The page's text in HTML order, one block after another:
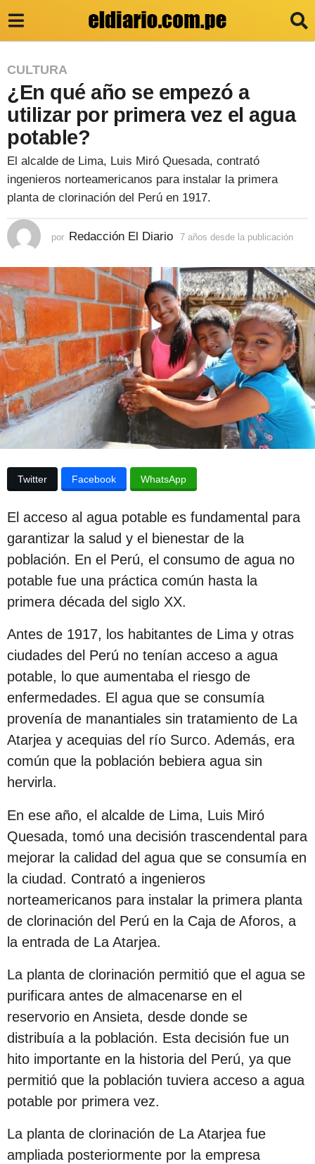
7
a
ñ
o
s
d
e
d
l
a
p
u
b
l
i
c
a
c
i
ó
n
3
a
ñ
s
d
e
s
d
e
l
a
p
u
b
l
i
c
a
i
ó
n
CULTURA
¿En qué año se empezó a
utilizar por primera vez el agua
potable?
El alcalde de Lima, Luis Miró Quesada, contrató
ingenieros norteamericanos para instalar la primera
planta de clorinación del Perú en 1917.
por Redacción El Diario 7 años desde la publicación
o
s
e
s
d
e
l
a
p
i
ó
Twitter Facebook WhatsApp
El acceso al agua potable es fundamental para
garantizar la salud y el bienestar de la
población. En el Perú, el consumo de agua no
potable fue una práctica común hasta la
primera década del siglo XX.
Antes de 1917, los habitantes de Lima y otras
ciudades del Perú no tenían acceso a agua
potable, lo que aumentaba el riesgo de
enfermedades. El agua que se consumía
provenía de manantiales sin tratamiento de La
Atarjea y acequias del río Surco. Además, era
común que la población bebiera agua sin
hervirla.
En ese año, el alcalde de Lima, Luis Miró
Quesada, tomó una decisión trascendental para
mejorar la calidad del agua que se consumía en
la ciudad. Contrató a ingenieros
norteamericanos para instalar la primera planta
de clorinación del Perú en la Caja de Aforos, a
la entrada de La Atarjea.
La planta de clorinación permitió que el agua se
purificara antes de almacenarse en el
reservorio en Ansieta, desde donde se
distribuía a la población. Esta decisión fue un
hito importante en la historia del Perú, ya que
permitió que la población tuviera acceso a agua
potable por primera vez.
La planta de clorinación de La Atarjea fue
ampliada posteriormente por la empresa